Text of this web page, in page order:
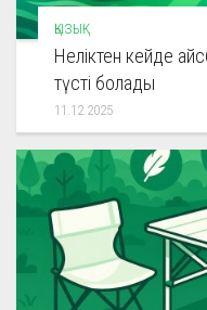
ҚЫЗЫҚ
Неліктен кейде
түсті болады
11.12.2025